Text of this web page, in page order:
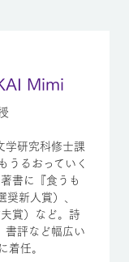
Mimi
学研究科修士課
うるおっていく
書に『食うも
新人賞）、
賞）など。詩
書評など幅広い
任。